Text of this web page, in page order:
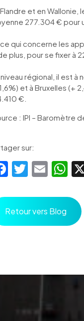
et en
277.304 € pour
ce qui concerne les
plus, pour se fixer à
niveau régional, il est
et à Bruxelles (+
€.
: IPI – Baromètre
sur:
Facebook
Twitter
Retour vers Blog